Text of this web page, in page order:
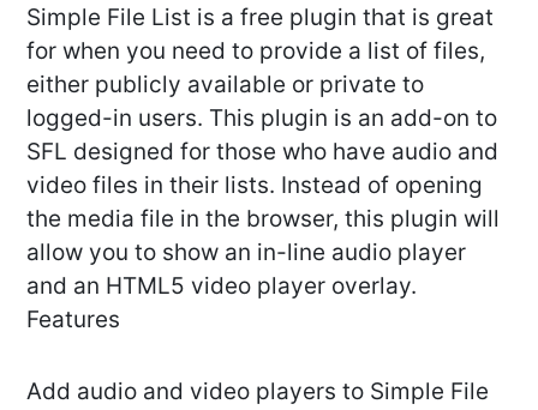
Simple File List is a free plugin that is great
for when you need to provide a list of files,
either publicly available or private to
logged-in users. This plugin is an add-on to
SFL designed for those who have audio and
video files in their lists. Instead of opening
the media file in the browser, this plugin will
allow you to show an in-line audio player
and an HTML5 video player overlay.
Features
Add audio and video players to Simple File